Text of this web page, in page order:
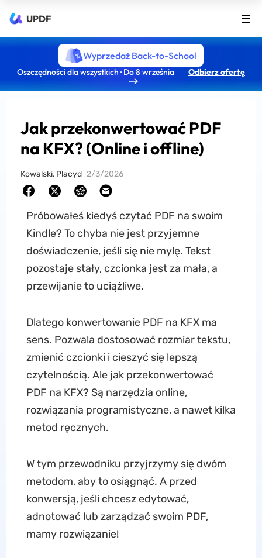
UPDF
Wyprzedaż Back-to-School
Oszczędności dla wszystkich · Do 8 września Odbierz ofertę
Jak przekonwertować PDF
na KFX? (Online i offline)
Kowalski, Placyd 2/3/2026
Próbowałeś kiedyś czytać PDF na swoim
Kindle? To chyba nie jest przyjemne
doświadczenie, jeśli się nie mylę. Tekst
pozostaje stały, czcionka jest za mała, a
przewijanie to uciążliwe.
Dlatego konwertowanie PDF na KFX ma
sens. Pozwala dostosować rozmiar tekstu,
zmienić czcionki i cieszyć się lepszą
czytelnością. Ale jak przekonwertować
PDF na KFX? Są narzędzia online,
rozwiązania programistyczne, a nawet kilka
metod ręcznych.
W tym przewodniku przyjrzymy się dwóm
metodom, aby to osiągnąć. A przed
konwersją, jeśli chcesz edytować,
adnotować lub zarządzać swoim PDF,
mamy rozwiązanie!